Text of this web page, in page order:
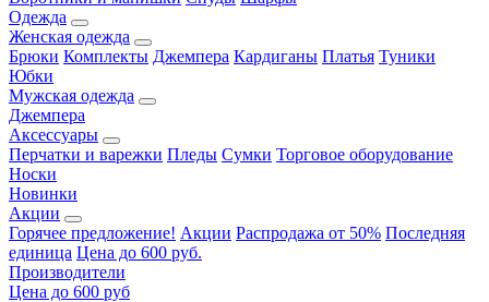
Одежда
Женская одежда
Брюки Комплекты Джемпера Кардиганы Платья Туники
Юбки
Мужская одежда
Джемпера
Аксессуары
Перчатки и варежки Пледы Сумки Торговое оборудование
Носки
Новинки
Акции
Горячее предложение! Акции Распродажа от 50% Последняя
единица Цена до 600 руб.
Производители
Цена до 600 руб